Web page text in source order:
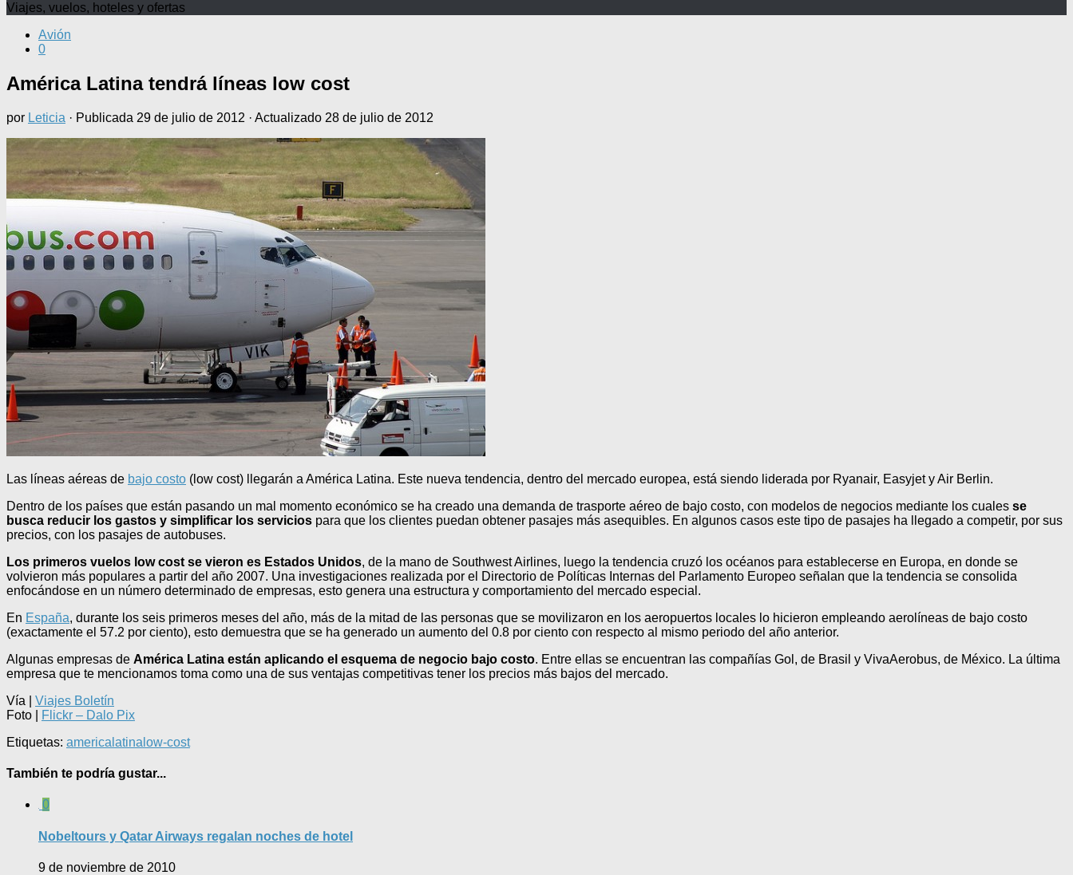
Viajes, vuelos, hoteles y ofertas
Avión
0
América Latina tendrá líneas low cost
por Leticia · Publicada 29 de julio de 2012 · Actualizado 28 de julio de 2012
Las líneas aéreas de bajo costo (low cost) llegarán a América Latina. Este nueva tendencia, dentro del mercado europea, está siendo liderada por Ryanair, Easyjet y Air Berlin.
Dentro de los países que están pasando un mal momento económico se ha creado una demanda de trasporte aéreo de bajo costo, con modelos de negocios mediante los cuales se
busca reducir los gastos y simplificar los servicios para que los clientes puedan obtener pasajes más asequibles. En algunos casos este tipo de pasajes ha llegado a competir, por sus
precios, con los pasajes de autobuses.
Los primeros vuelos low cost se vieron es Estados Unidos, de la mano de Southwest Airlines, luego la tendencia cruzó los océanos para establecerse en Europa, en donde se
volvieron más populares a partir del año 2007. Una investigaciones realizada por el Directorio de Políticas Internas del Parlamento Europeo señalan que la tendencia se consolida
enfocándose en un número determinado de empresas, esto genera una estructura y comportamiento del mercado especial.
En España, durante los seis primeros meses del año, más de la mitad de las personas que se movilizaron en los aeropuertos locales lo hicieron empleando aerolíneas de bajo costo
(exactamente el 57.2 por ciento), esto demuestra que se ha generado un aumento del 0.8 por ciento con respecto al mismo periodo del año anterior.
Algunas empresas de América Latina están aplicando el esquema de negocio bajo costo. Entre ellas se encuentran las compañías Gol, de Brasil y VivaAerobus, de México. La última
empresa que te mencionamos toma como una de sus ventajas competitivas tener los precios más bajos del mercado.
Vía | Viajes Boletín
Foto |
Flickr – Dalo Pix
Etiquetas: america latina low-cost
También te podría gustar...
0
Nobeltours y Qatar Airways regalan noches de hotel
9 de noviembre de 2010